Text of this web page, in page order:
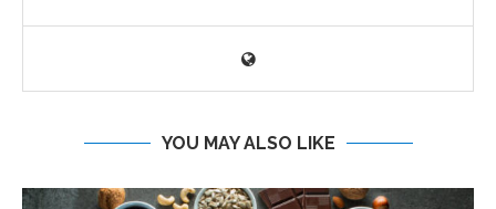
YOU MAY ALSO LIKE